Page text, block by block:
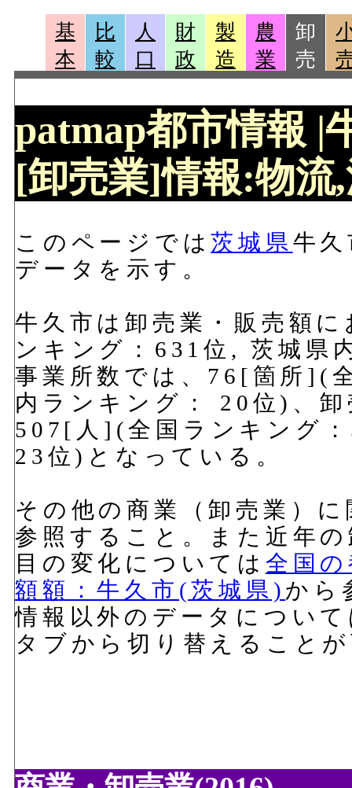
基
本
比
較
人
口
財
政
製
造
農
業
卸
売
patmap都市情報 |
[卸売業]情報:物流
このページでは茨城県 牛
データを示す。
牛久市は卸売業・販売額
ンキング：631位, 茨城県
事業所数では、76[箇所](
内ランキング： 20位)、
507[人](全国ランキング
23位)となっている。
その他の商業（卸売業）
参照すること。また近年
目の変化については 全国
額額：牛久市(茨城県) から
情報以外のデータについ
タブから切り替えること